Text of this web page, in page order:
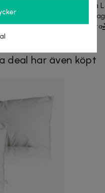
för din...
flyg från
Blir det
40+ köpta
deal har även köpt